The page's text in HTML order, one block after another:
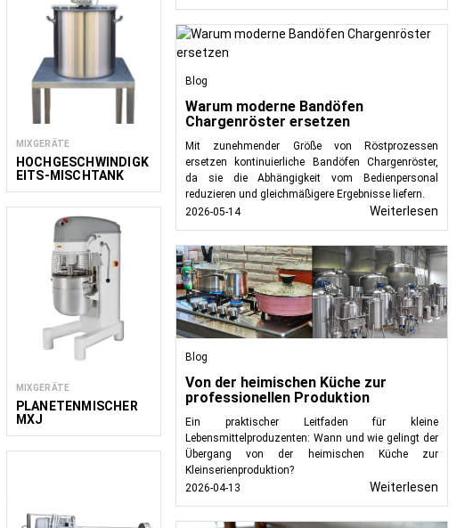
MIXGERÄTE
HOCHGESCHWINDIGK
EITS-MISCHTANK
TURBOMIX
MIXGERÄTE
PLANETENMISCHER
MXJ
Blog
Warum moderne Bandöfen
Chargenröster ersetzen
Mit zunehmender Größe von Röstprozessen
ersetzen kontinuierliche Bandöfen Chargenröster,
da sie die Abhängigkeit vom Bedienpersonal
reduzieren und gleichmäßigere Ergebnisse liefern.
2026-05-14
Weiterlesen
Blog
Von der heimischen Küche zur
professionellen Produktion
Ein praktischer Leitfaden für kleine
Lebensmittelproduzenten: Wann und wie gelingt der
Übergang von der heimischen Küche zur
Kleinserienproduktion?
2026-04-13
Weiterlesen